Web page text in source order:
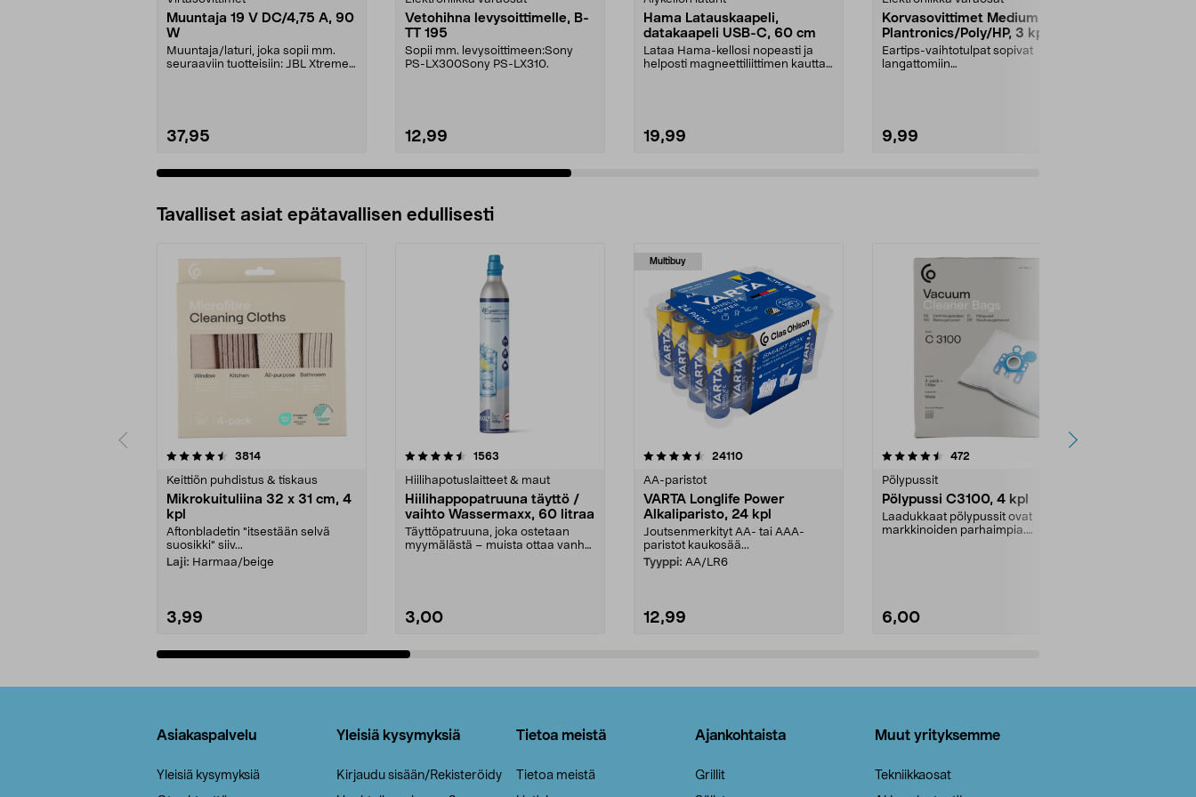
Muuntaja 19 V DC/4,75 A, 90
W
Muuntaja/laturi, joka sopii mm.
seuraaviin tuotteisiin: JBL Xtreme
37,95
Vetohihna levysoittimelle, B-
TT 195
Sopii mm. levysoittimeen:Sony
PS-LX300Sony PS-LX310.
12,99
Hama Latauskaapeli,
datakaapeli USB-C, 60 cm
Lataa Hama-kellosi nopeasti ja
helposti magneettiliittimen kautta.
19,99
Korvasovittimet Medium
Plantronics/Poly/HP, 3 kpl
Eartips-vaihtotulpat sopivat
langattomiin
9,99
Tavalliset asiat epätavallisen edullisesti
3814arvostelut
Keittiön puhdistus & tiskaus
Mikrokuituliina 32 x 31 cm, 4
kpl
Aftonbladetin "itsestään selvä
suosikki" siiv...
Laji: Harmaa/beige
3,99
4.5viidestä
1563
Hiilihapotuslaitteet & maut
Hiilihappopatruuna täyttö /
vaihto Wassermaxx, 60 litraa
Täyttöpatruuna, joka ostetaan
myymälästä – muista ottaa vanha
3,00
Multibuy
4.5viidestä
24110arvostelut
AA-paristot
VARTA Longlife Power
Alkaliparisto, 24 kpl
Joutsenmerkityt AA- tai AAA-
paristot kaukosää...
Tyyppi: AA/LR6
12,99
4.5viidestä
472
Pölypussit
Pölypussi C3100, 4 kpl
Laadukkaat pölypussit ovat
markkinoiden parhaimpia.
6,00
4.5viidestä
Asiakaspalvelu
Yleisiä kysymyksiä
Yleisiä kysymyksiä
Kirjaudu sisään/Rekisteröidy
Tietoa meistä
Tietoa meistä
Ajankohtaista
Grillit
Muut yrityksemme
Tekniikkaosat